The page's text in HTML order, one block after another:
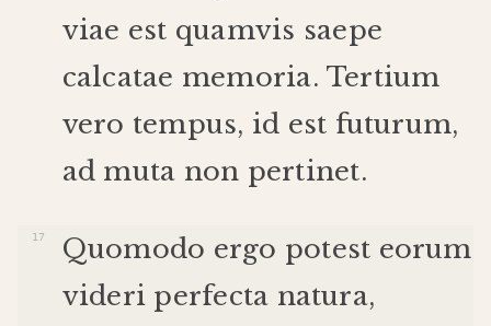
viae est quamvis saepe
calcatae memoria. Tertium
vero tempus, id est futurum,
ad muta non pertinet.
Quomodo ergo potest eorum
videri perfecta natura,